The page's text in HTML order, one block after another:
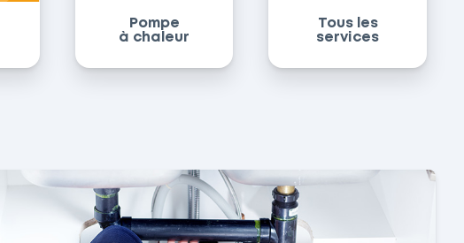
Pompe
à chaleur
Tous les
services